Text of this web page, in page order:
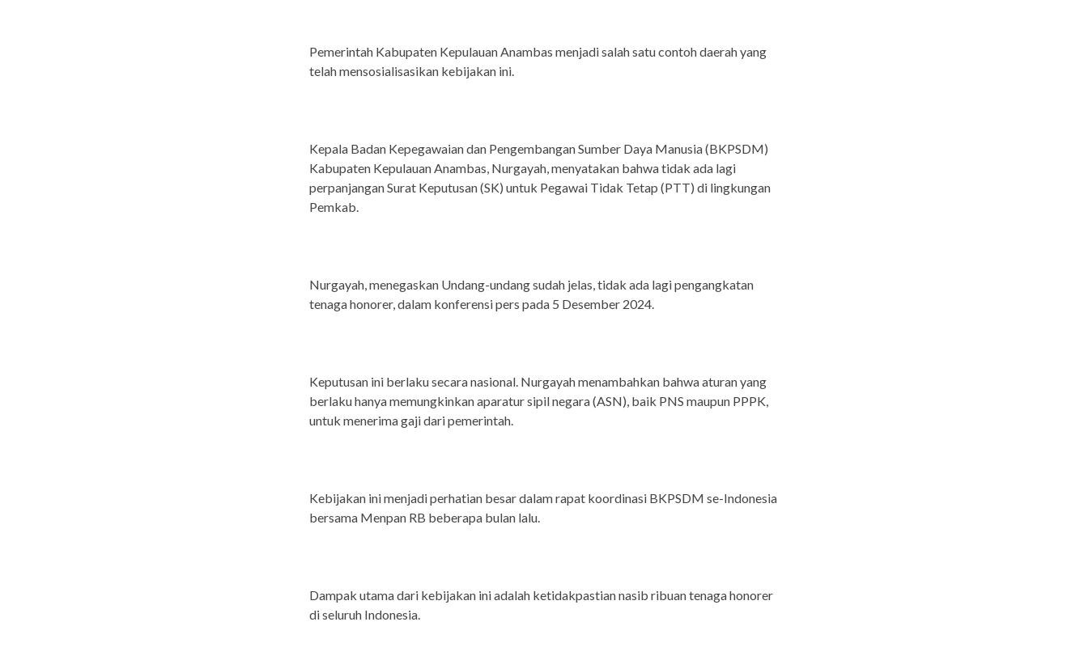
Pemerintah Kabupaten Kepulauan Anambas menjadi salah satu contoh daerah yang
telah mensosialisasikan kebijakan ini.
Kepala Badan Kepegawaian dan Pengembangan Sumber Daya Manusia (BKPSDM)
Kabupaten Kepulauan Anambas, Nurgayah, menyatakan bahwa tidak ada lagi
perpanjangan Surat Keputusan (SK) untuk Pegawai Tidak Tetap (PTT) di lingkungan
Pemkab.
Nurgayah, menegaskan Undang-undang sudah jelas, tidak ada lagi pengangkatan
tenaga honorer, dalam konferensi pers pada 5 Desember 2024.
Keputusan ini berlaku secara nasional. Nurgayah menambahkan bahwa aturan yang
berlaku hanya memungkinkan aparatur sipil negara (ASN), baik PNS maupun PPPK,
untuk menerima gaji dari pemerintah.
Kebijakan ini menjadi perhatian besar dalam rapat koordinasi BKPSDM se-Indonesia
bersama Menpan RB beberapa bulan lalu.
Dampak utama dari kebijakan ini adalah ketidakpastian nasib ribuan tenaga honorer
di seluruh Indonesia.